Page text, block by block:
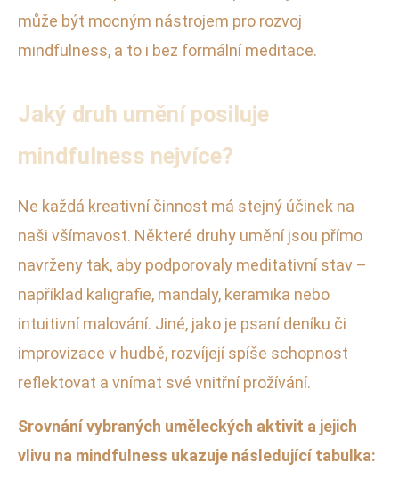
může být mocným nástrojem pro rozvoj
mindfulness, a to i bez formální meditace.
Jaký druh umění posiluje
mindfulness nejvíce?
Ne každá kreativní činnost má stejný účinek na
naši všímavost. Některé druhy umění jsou přímo
navrženy tak, aby podporovaly meditativní stav –
například kaligrafie, mandaly, keramika nebo
intuitivní malování. Jiné, jako je psaní deníku či
improvizace v hudbě, rozvíjejí spíše schopnost
reflektovat a vnímat své vnitřní prožívání.
Srovnání vybraných uměleckých aktivit a jejich
vlivu na mindfulness ukazuje následující tabulka: